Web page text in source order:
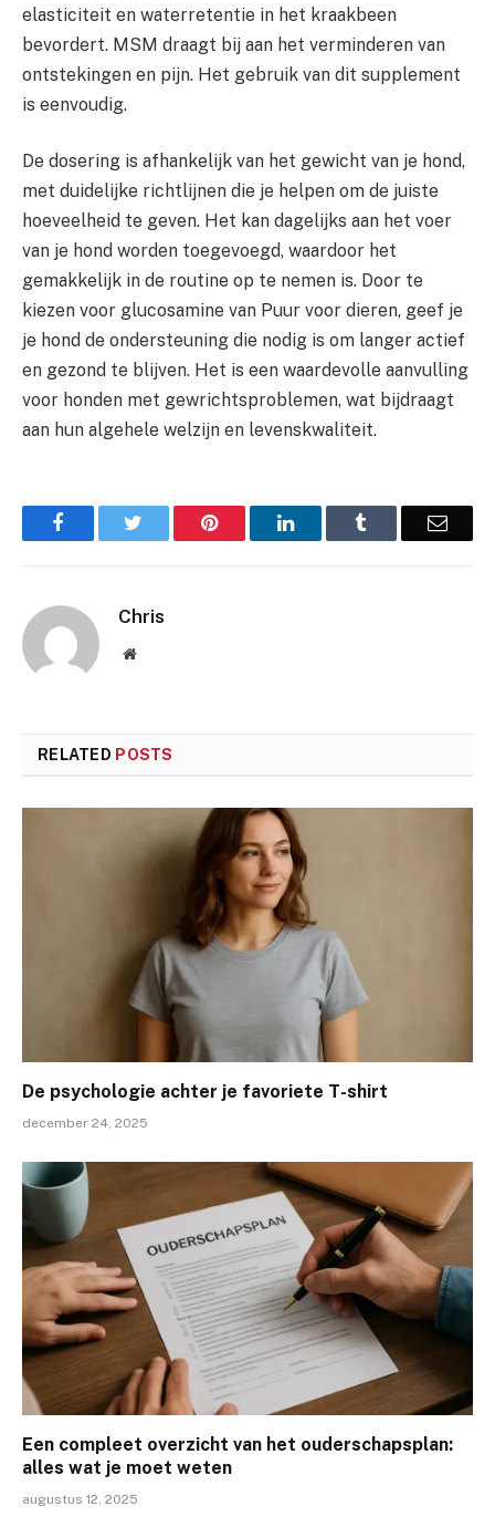
elasticiteit en waterretentie in het kraakbeen
bevordert. MSM draagt bij aan het verminderen van
ontstekingen en pijn. Het gebruik van dit supplement
is eenvoudig.
De dosering is afhankelijk van het gewicht van je hond,
met duidelijke richtlijnen die je helpen om de juiste
hoeveelheid te geven. Het kan dagelijks aan het voer
van je hond worden toegevoegd, waardoor het
gemakkelijk in de routine op te nemen is. Door te
kiezen voor glucosamine van Puur voor dieren, geef je
je hond de ondersteuning die nodig is om langer actief
en gezond te blijven. Het is een waardevolle aanvulling
voor honden met gewrichtsproblemen, wat bijdraagt
aan hun algehele welzijn en levenskwaliteit.
Facebook Pinterest LinkedIn Email
Chris
Website
RELATED POSTS
De psychologie achter je favoriete T-shirt
december 24, 2025
Een compleet overzicht van het ouderschapsplan:
alles wat je moet weten
augustus 12, 2025